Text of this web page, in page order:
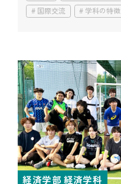
国際交流
学科の特徴
経済学部 経済学科